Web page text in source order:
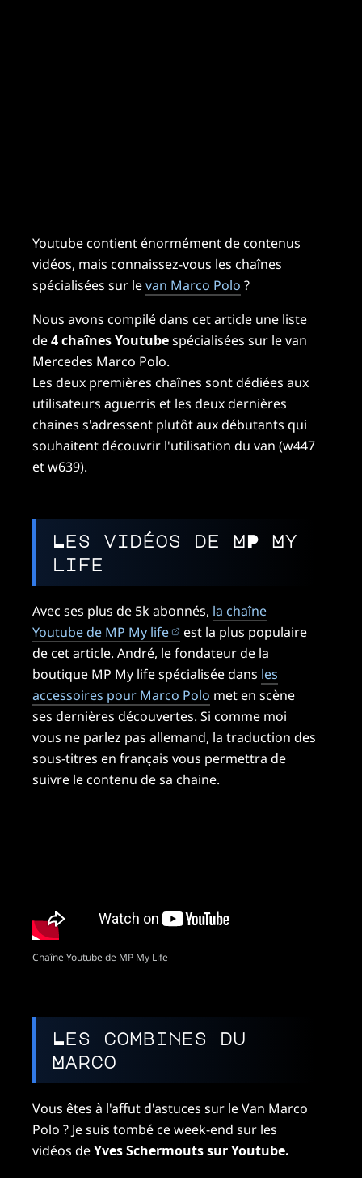
Youtube contient énormément de contenus
vidéos, mais connaissez-vous les chaînes
spécialisées sur levan Marco Polo ?
Nous avons compilé dans cet article une liste
de4 chaînes Youtubespécialisées sur le van
Mercedes Marco Polo.
Les deux premières chaînes sont dédiées aux
utilisateurs aguerris et les deux dernières
chaines s'adressent plutôt aux débutants qui
souhaitent découvrir l'utilisation du van (w447
et w639).
Les vidéos de MP My
life
Avec ses plus de 5k abonnés, la chaîne
Youtube de MP My life
(ouvre dans un nouvel onglet)
est la plus populaire
de cet article. André, le fondateur de la
boutique MP My life spécialisée dans les
accessoires pour Marco Polo met en scène
ses dernières découvertes. Si comme moi
vous ne parlez pas allemand, la traduction des
sous-titres en français vous permettra de
suivre le contenu de sa chaine.
Chaîne Youtube de MP My Life
Les combines du
Marco
Vous êtes à l'affut d'astuces sur le Van Marco
Polo ? Je suis tombé ce week-end sur les
vidéos deYves Schermouts sur Youtube.